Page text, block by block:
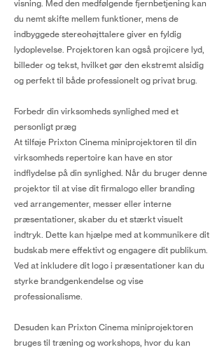
visning. Med den medfølgende fjernbetjening kan
du nemt skifte mellem funktioner, mens de
indbyggede stereohøjttalere giver en fyldig
lydoplevelse. Projektoren kan også projicere lyd,
billeder og tekst, hvilket gør den ekstremt alsidig
og perfekt til både professionelt og privat brug.
Forbedr din virksomheds synlighed med et
personligt præg
At tilføje Prixton Cinema miniprojektoren til din
virksomheds repertoire kan have en stor
indflydelse på din synlighed. Når du bruger denne
projektor til at vise dit firmalogo eller branding
ved arrangementer, messer eller interne
præsentationer, skaber du et stærkt visuelt
indtryk. Dette kan hjælpe med at kommunikere dit
budskab mere effektivt og engagere dit publikum.
Ved at inkludere dit logo i præsentationer kan du
styrke brandgenkendelse og vise
professionalisme.
Desuden kan Prixton Cinema miniprojektoren
bruges til træning og workshops, hvor du kan